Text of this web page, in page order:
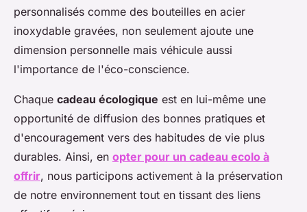
personnalisés comme des bouteilles en acier
inoxydable gravées, non seulement ajoute une
dimension personnelle mais véhicule aussi
l'importance de l'éco-conscience.
Chaque cadeau écologique est en lui-même une
opportunité de diffusion des bonnes pratiques et
d'encouragement vers des habitudes de vie plus
durables. Ainsi, en opter pour un cadeau ecolo à
offrir, nous participons activement à la préservation
de notre environnement tout en tissant des liens